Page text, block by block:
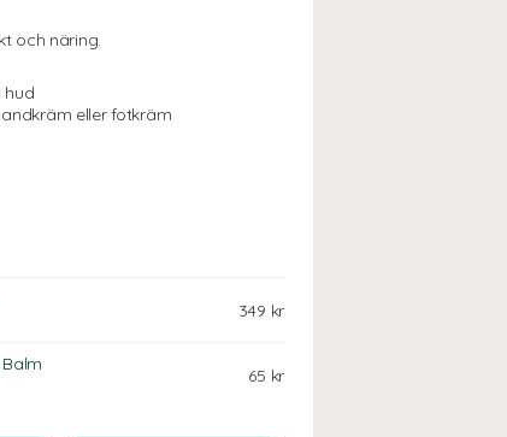
och näring.
hud
eller fotkräm
349 kr
65 kr